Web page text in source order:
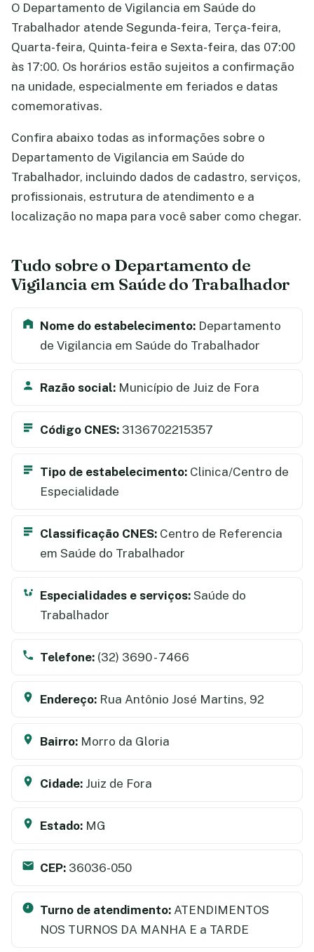
O Departamento de Vigilancia em Saúde do
Trabalhador atende Segunda-feira, Terça-feira,
Quarta-feira, Quinta-feira e Sexta-feira, das 07:00
às 17:00. Os horários estão sujeitos a confirmação
na unidade, especialmente em feriados e datas
comemorativas.
Confira abaixo todas as informações sobre o
Departamento de Vigilancia em Saúde do
Trabalhador, incluindo dados de cadastro, serviços,
profissionais, estrutura de atendimento e a
localização no mapa para você saber como chegar.
Tudo sobre o Departamento de
Vigilancia em Saúde do Trabalhador
Nome do estabelecimento: Departamento
de Vigilancia em Saúde do Trabalhador
Razão social: Município de Juiz de Fora
Código CNES: 3136702215357
Tipo de estabelecimento: Clinica/Centro de
Especialidade
Classificação CNES: Centro de Referencia
em Saúde do Trabalhador
Especialidades e serviços: Saúde do
Trabalhador
Telefone: (32) 3690 - 7466
Endereço: Rua Antônio José Martins, 92
Bairro: Morro da Gloria
Cidade: Juiz de Fora
Estado: MG
CEP: 36036-050
Turno de atendimento: ATENDIMENTOS
NOS TURNOS DA MANHA E a TARDE